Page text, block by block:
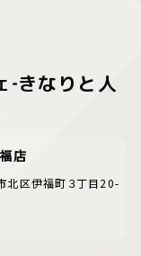
‐きなりと人
店
北区伊福町３丁目20-